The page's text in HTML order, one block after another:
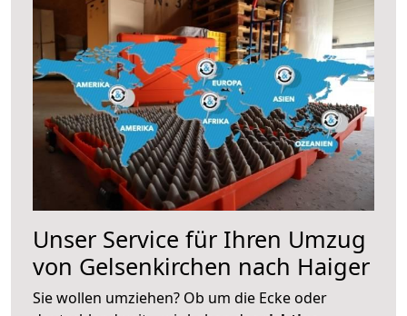
Unser Service für Ihren Umzug
von Gelsenkirchen nach Haiger
Sie wollen umziehen? Ob um die Ecke oder